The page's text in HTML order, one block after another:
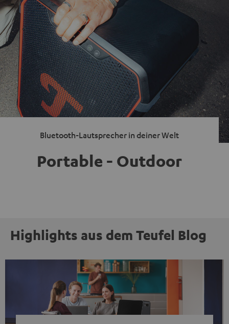
Bluetooth-Lautsprecher in deiner Welt
Portable - Outdoor
Highlights aus dem Teufel Blog